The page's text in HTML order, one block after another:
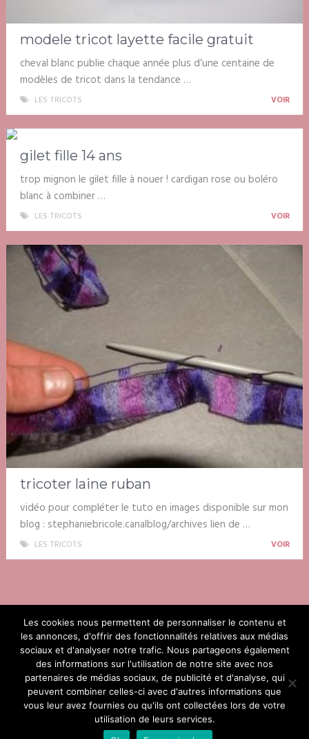
modele tricot layette facile gratuit
cheval blanc publie chaque année plus d’une centaine de
modèles de tricot dans la tendance …
LES TRICOTS VOIR
gilet fille 14 ans
trop mignon le gilet fille à nouer ! cardigan rose ou boléro
blanc à combiner …
LES TRICOTS VOIR
tricoter laine ruban
vidéo pour compléter le tuto en images disponible sur mon
blog : stephaniebricole.canalblog/archives lien de …
LES TRICOTS VOIR
Les tricots
télécharger gratuitement des patrons de tricot
Les cookies nous permettent de personnaliser le contenu et
les annonces, d'offrir des fonctionnalités relatives aux médias
sociaux et d'analyser notre trafic. Nous partageons également
des informations sur l'utilisation de notre site avec nos
partenaires de médias sociaux, de publicité et d'analyse, qui
peuvent combiner celles-ci avec d'autres informations que
vous leur avez fournies ou qu'ils ont collectées lors de votre
utilisation de leurs services.